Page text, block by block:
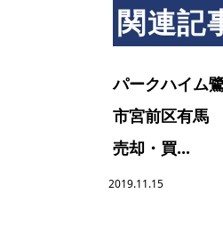
関連記
パークハイム
市宮前区有馬
売却・買...
2019.11.15